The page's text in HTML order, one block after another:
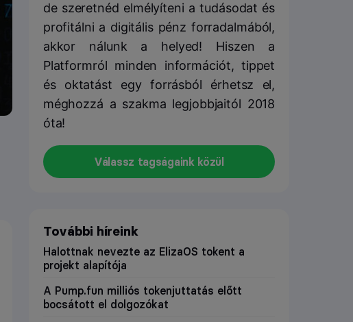
de szeretnéd elmélyíteni a tudásodat és
profitálni a digitális pénz forradalmából,
akkor nálunk a helyed! Hiszen a
Platformról minden információt, tippet
és oktatást egy forrásból érhetsz el,
méghozzá a szakma legjobbjaitól 2018
óta!
Válassz tagságaink közül
További híreink
Halottnak nevezte az ElizaOS tokent a
projekt alapítója
A Pump.fun milliós tokenjuttatás előtt
bocsátott el dolgozókat